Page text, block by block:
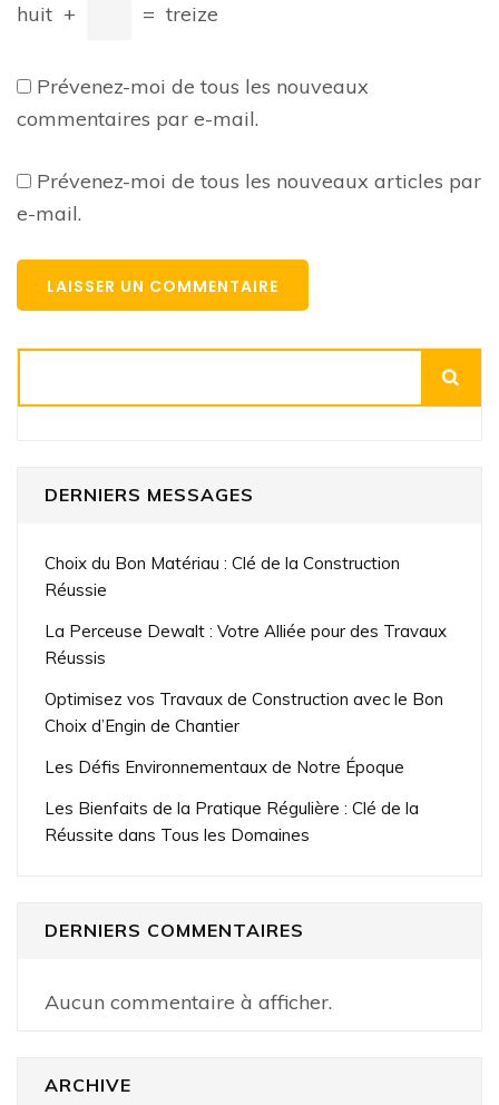
huit + = treize
Prévenez-moi de tous les nouveaux
commentaires par e-mail.
Prévenez-moi de tous les nouveaux articles par
e-mail.
DERNIERS MESSAGES
Choix du Bon Matériau : Clé de la Construction
Réussie
La Perceuse Dewalt : Votre Alliée pour des Travaux
Réussis
Optimisez vos Travaux de Construction avec le Bon
Choix d’Engin de Chantier
Les Défis Environnementaux de Notre Époque
Les Bienfaits de la Pratique Régulière : Clé de la
Réussite dans Tous les Domaines
DERNIERS COMMENTAIRES
Aucun commentaire à afficher.
ARCHIVE